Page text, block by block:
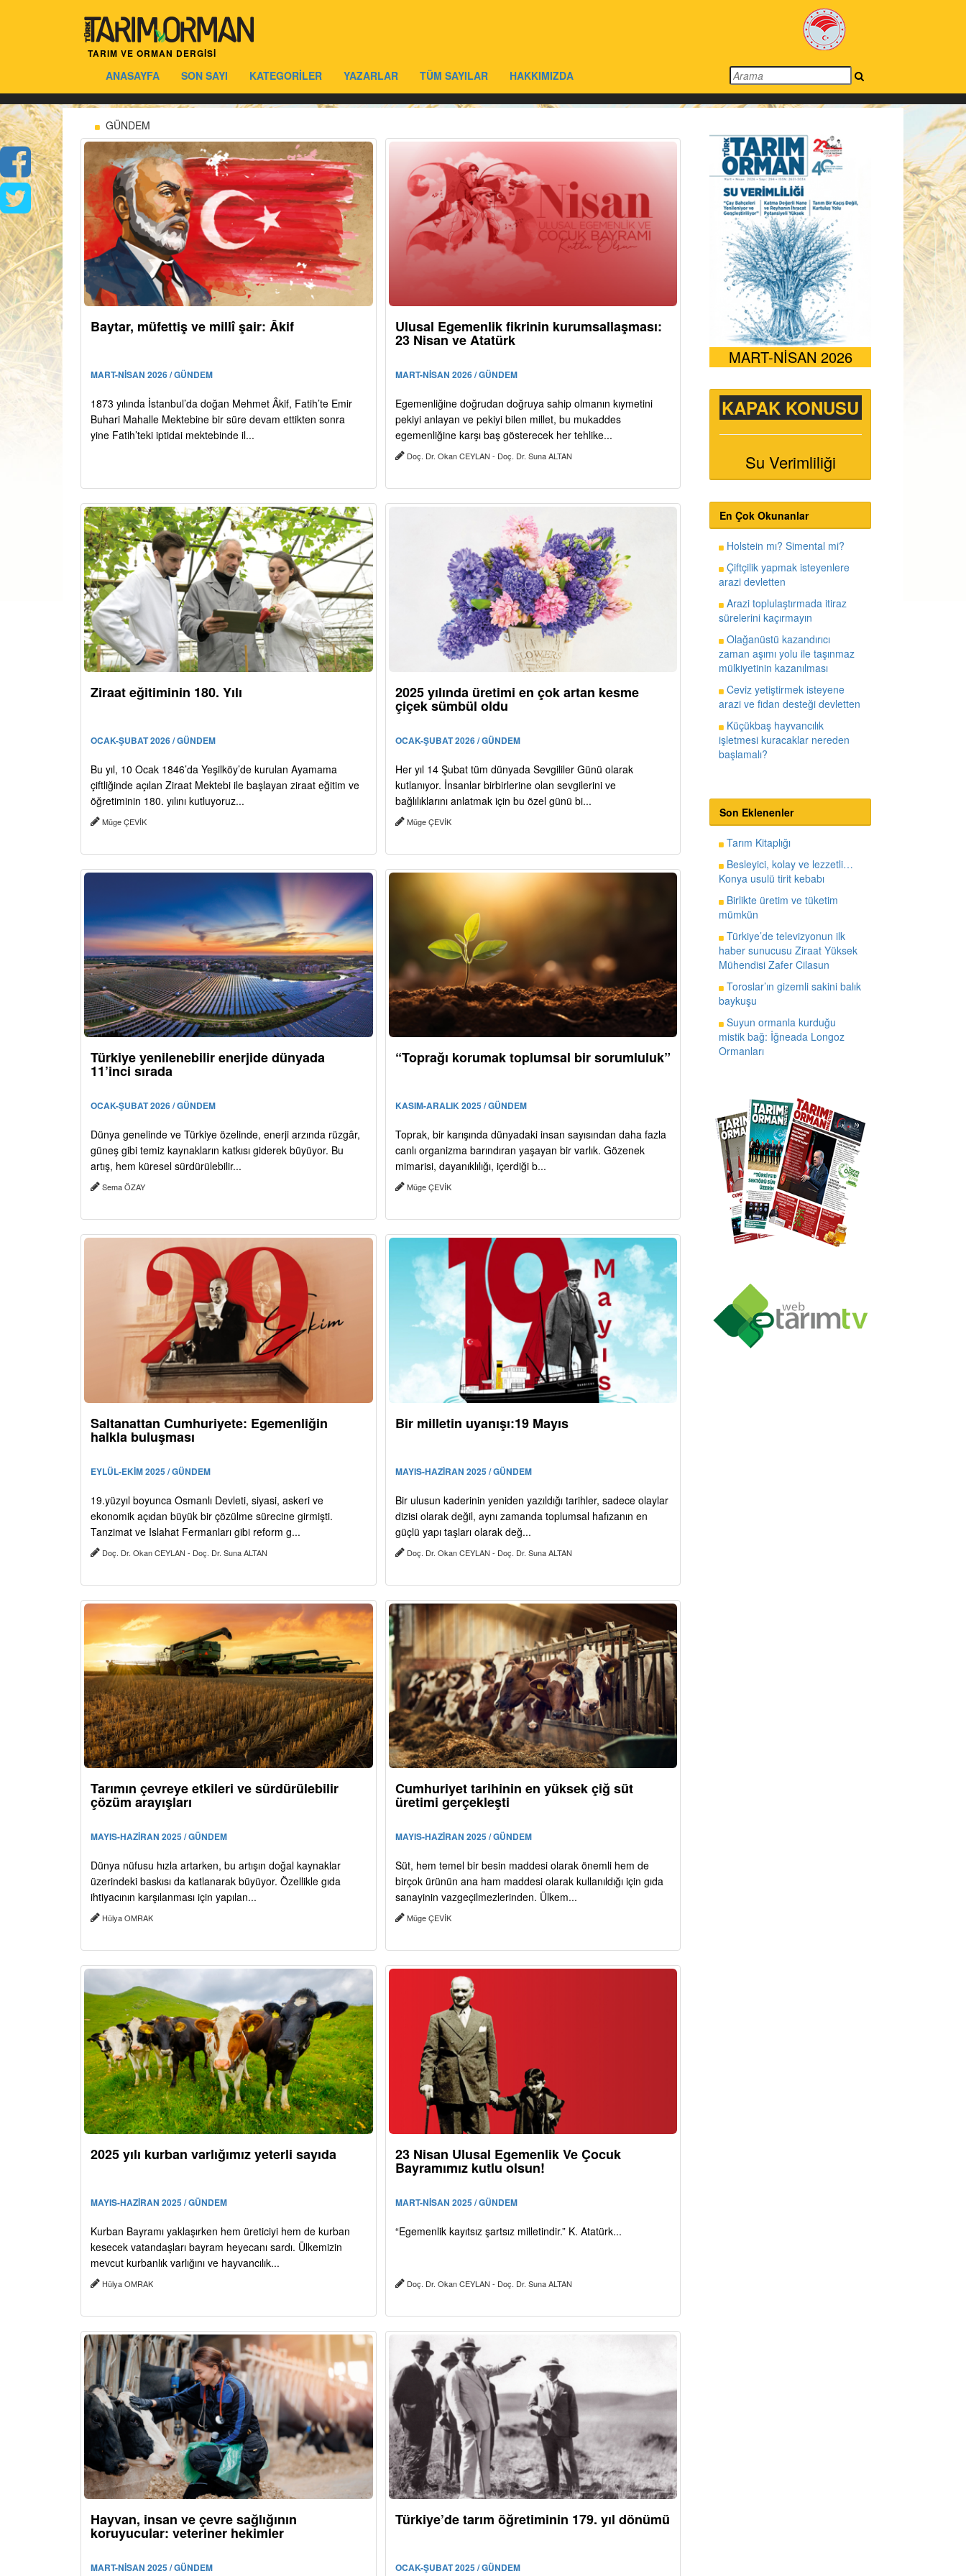
TARIM VE ORMAN DERGİSİ
ANASAYFA SON SAYI KATEGORİLER YAZARLAR TÜM SAYILAR HAKKIMIZDA
GÜNDEM
Baytar, müfettiş ve millî şair: Âkif
MART-NİSAN 2026 / GÜNDEM
1873 yılında İstanbul’da doğan Mehmet Âkif, Fatih’te Emir
Buhari Mahalle Mektebine bir süre devam ettikten sonra
yine Fatih’teki iptidai mektebinde il...
Ulusal Egemenlik fikrinin kurumsallaşması:
23 Nisan ve Atatürk
MART-NİSAN 2026 / GÜNDEM
Egemenliğine doğrudan doğruya sahip olmanın kıymetini
pekiyi anlayan ve pekiyi bilen millet, bu mukaddes
egemenliğine karşı baş gösterecek her tehlike...
Doç. Dr. Okan CEYLAN - Doç. Dr. Suna ALTAN
Ziraat eğitiminin 180. Yılı
OCAK-ŞUBAT 2026 / GÜNDEM
Bu yıl, 10 Ocak 1846’da Yeşilköy’de kurulan Ayamama
çiftliğinde açılan Ziraat Mektebi ile başlayan ziraat eğitim ve
öğretiminin 180. yılını kutluyoruz...
Müge ÇEVİK
2025 yılında üretimi en çok artan kesme
çiçek sümbül oldu
OCAK-ŞUBAT 2026 / GÜNDEM
Her yıl 14 Şubat tüm dünyada Sevgililer Günü olarak
kutlanıyor. İnsanlar birbirlerine olan sevgilerini ve
bağlılıklarını anlatmak için bu özel günü bi...
Müge ÇEVİK
Türkiye yenilenebilir enerjide dünyada
11’inci sırada
OCAK-ŞUBAT 2026 / GÜNDEM
Dünya genelinde ve Türkiye özelinde, enerji arzında rüzgâr,
güneş gibi temiz kaynakların katkısı giderek büyüyor. Bu
artış, hem küresel sürdürülebilir...
Sema ÖZAY
“Toprağı korumak toplumsal bir sorumluluk”
KASIM-ARALIK 2025 / GÜNDEM
Toprak, bir karışında dünyadaki insan sayısından daha fazla
canlı organizma barındıran yaşayan bir varlık. Gözenek
mimarisi, dayanıklılığı, içerdiği b...
Müge ÇEVİK
Saltanattan Cumhuriyete: Egemenliğin
halkla buluşması
EYLÜL-EKİM 2025 / GÜNDEM
19.yüzyıl boyunca Osmanlı Devleti, siyasi, askeri ve
ekonomik açıdan büyük bir çözülme sürecine girmişti.
Tanzimat ve Islahat Fermanları gibi reform g...
Doç. Dr. Okan CEYLAN - Doç. Dr. Suna ALTAN
Bir milletin uyanışı:19 Mayıs
MAYIS-HAZİRAN 2025 / GÜNDEM
Bir ulusun kaderinin yeniden yazıldığı tarihler, sadece olaylar
dizisi olarak değil, aynı zamanda toplumsal hafızanın en
güçlü yapı taşları olarak değ...
Doç. Dr. Okan CEYLAN - Doç. Dr. Suna ALTAN
Tarımın çevreye etkileri ve sürdürülebilir
çözüm arayışları
MAYIS-HAZİRAN 2025 / GÜNDEM
Dünya nüfusu hızla artarken, bu artışın doğal kaynaklar
üzerindeki baskısı da katlanarak büyüyor. Özellikle gıda
ihtiyacının karşılanması için yapılan...
Hülya OMRAK
Cumhuriyet tarihinin en yüksek çiğ süt
üretimi gerçekleşti
MAYIS-HAZİRAN 2025 / GÜNDEM
Süt, hem temel bir besin maddesi olarak önemli hem de
birçok ürünün ana ham maddesi olarak kullanıldığı için gıda
sanayinin vazgeçilmezlerinden. Ülkem...
Müge ÇEVİK
2025 yılı kurban varlığımız yeterli sayıda
MAYIS-HAZİRAN 2025 / GÜNDEM
Kurban Bayramı yaklaşırken hem üreticiyi hem de kurban
kesecek vatandaşları bayram heyecanı sardı. Ülkemizin
mevcut kurbanlık varlığını ve hayvancılık...
Hülya OMRAK
23 Nisan Ulusal Egemenlik Ve Çocuk
Bayramımız kutlu olsun!
MART-NİSAN 2025 / GÜNDEM
“Egemenlik kayıtsız şartsız milletindir.” K. Atatürk...
Doç. Dr. Okan CEYLAN - Doç. Dr. Suna ALTAN
Hayvan, insan ve çevre sağlığının
koruyucular: veteriner hekimler
MART-NİSAN 2025 / GÜNDEM
Türkiye’de tarım öğretiminin 179. yıl dönümü
OCAK-ŞUBAT 2025 / GÜNDEM
MART-NİSAN 2026
KAPAK KONUSU
Su Verimliliği
En Çok Okunanlar
Holstein mı? Simental mi?
Çiftçilik yapmak isteyenlere
arazi devletten
Arazi toplulaştırmada itiraz
sürelerini kaçırmayın
Olağanüstü kazandırıcı
zaman aşımı yolu ile taşınmaz
mülkiyetinin kazanılması
Ceviz yetiştirmek isteyene
arazi ve fidan desteği devletten
Küçükbaş hayvancılık
işletmesi kuracaklar nereden
başlamalı?
Son Eklenenler
Tarım Kitaplığı
Besleyici, kolay ve lezzetli…
Konya usulü tirit kebabı
Birlikte üretim ve tüketim
mümkün
Türkiye’de televizyonun ilk
haber sunucusu Ziraat Yüksek
Mühendisi Zafer Cilasun
Toroslar’ın gizemli sakini balık
baykuşu
Suyun ormanla kurduğu
mistik bağ: İğneada Longoz
Ormanları